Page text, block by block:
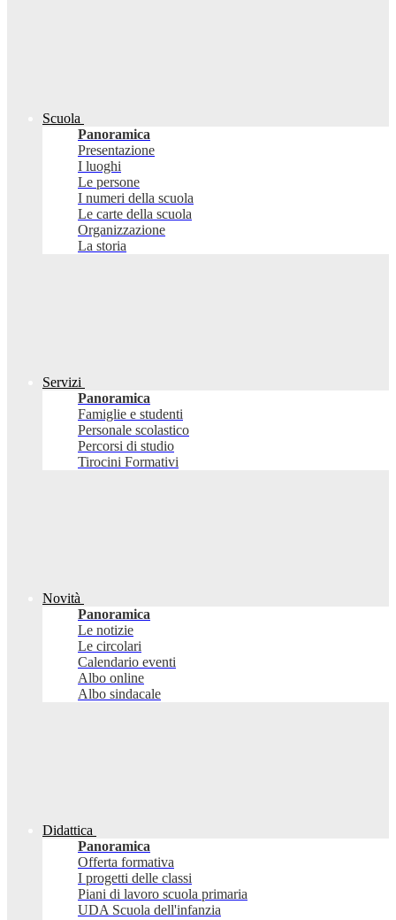
Scuola
Panoramica
Presentazione
I luoghi
Le persone
I numeri della scuola
Le carte della scuola
Organizzazione
La storia
Servizi
Panoramica
Famiglie e studenti
Personale scolastico
Percorsi di studio
Tirocini Formativi
Novità
Panoramica
Le notizie
Le circolari
Calendario eventi
Albo online
Albo sindacale
Didattica
Panoramica
Offerta formativa
I progetti delle classi
Piani di lavoro scuola primaria
UDA Scuola dell'infanzia